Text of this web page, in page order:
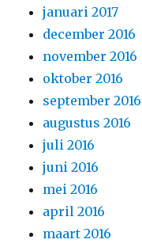
januari 2017
december 2016
november 2016
oktober 2016
september 2016
augustus 2016
juli 2016
juni 2016
mei 2016
april 2016
maart 2016